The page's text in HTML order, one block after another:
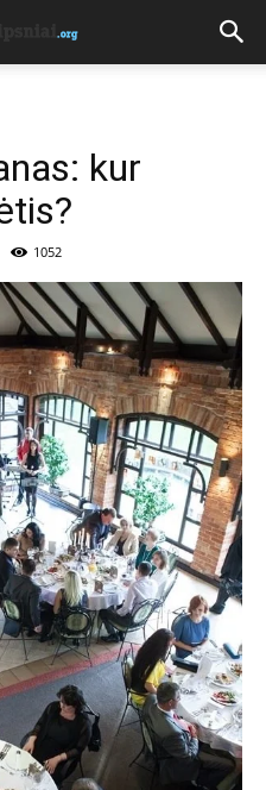
kur
1052